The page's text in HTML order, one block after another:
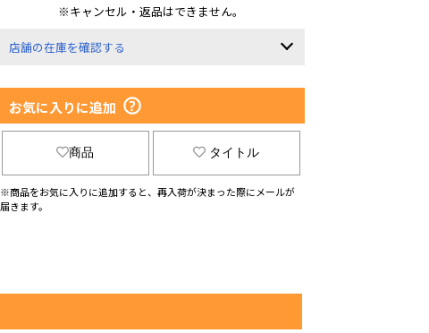
※キャンセル・返品はできません。
店舗の在庫を確認する
お気に入りに追加
商品 タイトル
※商品をお気に入りに追加すると、再入荷が決まった際にメールが
届きます。